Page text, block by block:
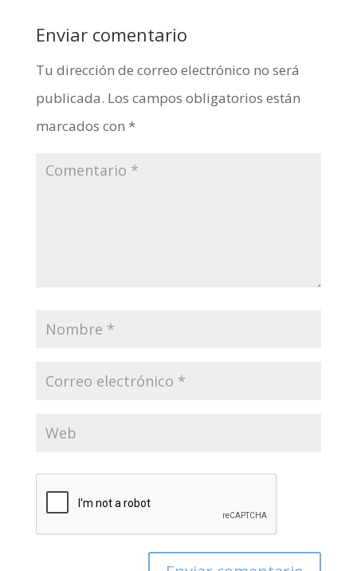
Enviar comentario
Tu dirección de correo electrónico no será
publicada. Los campos obligatorios están
marcados con *